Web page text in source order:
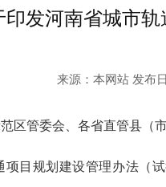
发河南省城市
来源： 本网站 发布
区管委会、各省直管县（
规划建设管理办法（试